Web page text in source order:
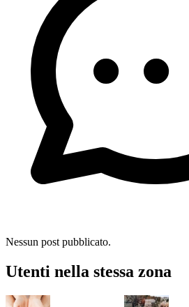
Nessun post pubblicato.
Utenti nella stessa zona